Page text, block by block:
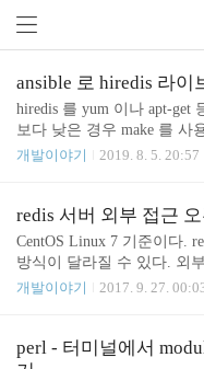
ansible 로 hiredis 라이
hiredis 를 yum 이나 apt-get
보다 낮은 경우 make 를 사
입니다. hiredis-0.14.0.tar.gz
게 넣어 주시면 됩니다. -
is-0.14.0.tar.gz dest=/work/
stall ..
개발이야기 2019. 8. 5. 20:57
redis 서버 외부 접근
CentOS Linux 7 기준이다.
방식이 달라질 수 있다. 외
설치 했더니 locahost 에서
가능 하다. bind 설정을 주
개발이야기 2017. 9. 27.
perl - 터미널에서